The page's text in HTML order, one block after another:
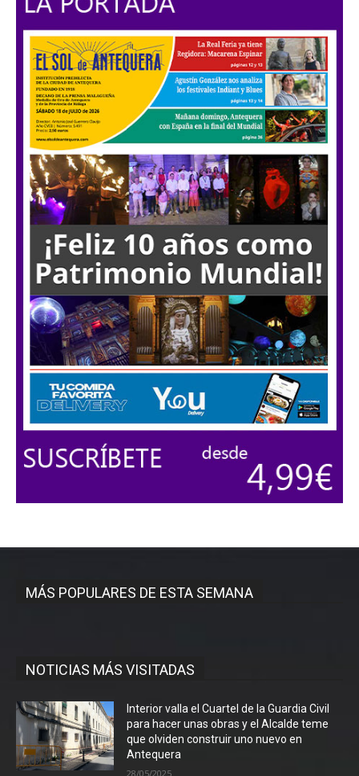
MÁS POPULARES DE ESTA SEMANA
NOTICIAS MÁS VISITADAS
Interior valla el Cuartel de la Guardia Civil
para hacer unas obras y el Alcalde teme
que olviden construir uno nuevo en
Antequera
28/05/2025